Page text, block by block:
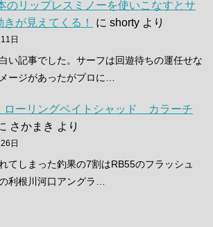
のリップレスミノーを使いこなすとサ
きが見えてくる！
に shorty より
日
い記事でした。サーフは回遊待ちの運任せな
ージがあったがプロに…
ローリングベイトシャッド カラーチ
さかまき より
日
てしまった釣果の7割はRB55のフラッシュ
利根川河口アングラ…